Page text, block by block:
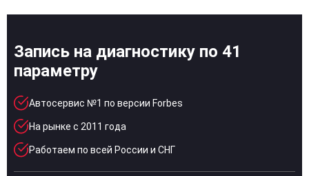
Запись на диагностику по 41
параметру
Автосервис №1 по версии Forbes
На рынке с 2011 года
Работаем по всей России и СНГ